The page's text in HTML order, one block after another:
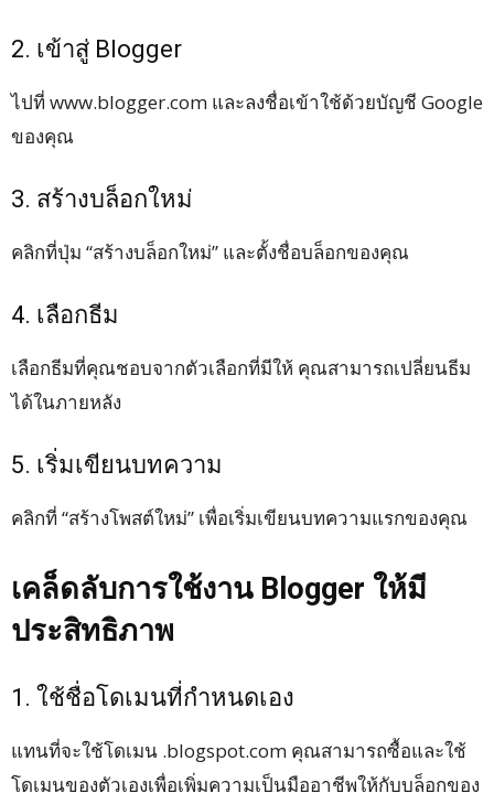
2. เข้าสู่ Blogger
ไปที่ www.blogger.com และลงชื่อเข้าใช้ด้วยบัญชี Google
ของคุณ
3. สร้างบล็อกใหม่
คลิกที่ปุ่ม “สร้างบล็อกใหม่” และตั้งชื่อบล็อกของคุณ
4. เลือกธีม
เลือกธีมที่คุณชอบจากตัวเลือกที่มีให้ คุณสามารถเปลี่ยนธีม
ได้ในภายหลัง
5. เริ่มเขียนบทความ
คลิกที่ “สร้างโพสต์ใหม่” เพื่อเริ่มเขียนบทความแรกของคุณ
เคล็ดลับการใช้งาน Blogger ให้มี
ประสิทธิภาพ
1. ใช้ชื่อโดเมนที่กำหนดเอง
แทนที่จะใช้โดเมน .blogspot.com คุณสามารถซื้อและใช้
โดเมนของตัวเองเพื่อเพิ่มความเป็นมืออาชีพให้กับบล็อกของ